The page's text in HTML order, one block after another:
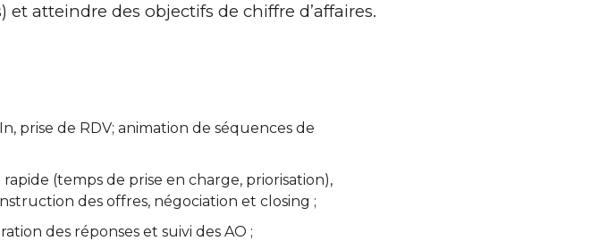
atteindre des objectifs de chiffre d’affaires.
prise de RDV; animation de séquences de
(temps de prise en charge, priorisation),
des offres, négociation et closing ;
des réponses et suivi des AO ;